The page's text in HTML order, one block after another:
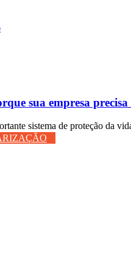
sua empresa precisa
sistema de proteção da